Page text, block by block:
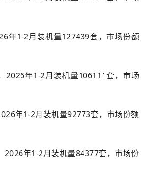
年1-2月装机量127439套，市场份额
2026年1-2月装机量106111套，市场
年1-2月装机量92773套，市场份额
2026年1-2月装机量84377套，市场份